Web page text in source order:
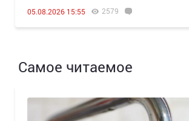
05.08.2026 15:55 2579
Самое читаемое